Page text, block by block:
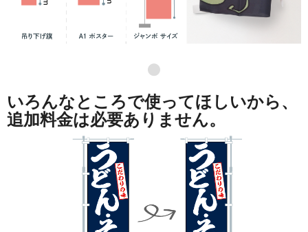
●
いろんなところで使ってほしいから、
追加料金は必要ありません。